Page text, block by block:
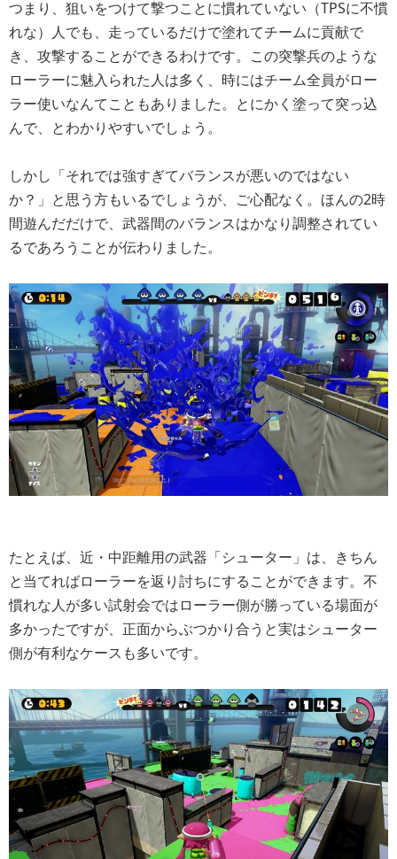
つまり、狙いをつけて撃つことに慣れていない（TPSに不慣
れな）人でも、走っているだけで塗れてチームに貢献で
き、攻撃することができるわけです。この突撃兵のような
ローラーに魅入られた人は多く、時にはチーム全員がロー
ラー使いなんてこともありました。とにかく塗って突っ込
んで、とわかりやすいでしょう。
しかし「それでは強すぎてバランスが悪いのではない
か？」と思う方もいるでしょうが、ご心配なく。ほんの2時
間遊んだだけで、武器間のバランスはかなり調整されてい
るであろうことが伝わりました。
たとえば、近・中距離用の武器「シューター」は、きちん
と当てればローラーを返り討ちにすることができます。不
慣れな人が多い試射会ではローラー側が勝っている場面が
多かったですが、正面からぶつかり合うと実はシューター
側が有利なケースも多いです。